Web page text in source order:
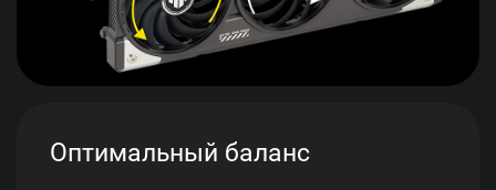
Оптимальный баланс